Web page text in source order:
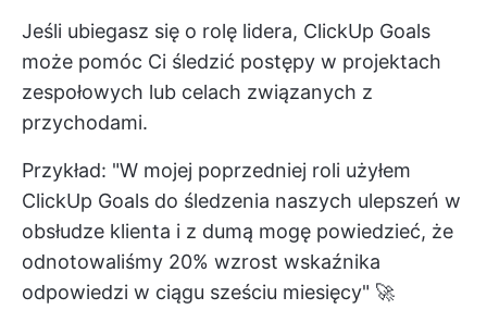
Jeśli ubiegasz się o rolę lidera, ClickUp Goals
może pomóc Ci śledzić postępy w projektach
zespołowych lub celach związanych z
przychodami.
Przykład: "W mojej poprzedniej roli użyłem
ClickUp Goals do śledzenia naszych ulepszeń w
obsłudze klienta i z dumą mogę powiedzieć, że
odnotowaliśmy 20% wzrost wskaźnika
odpowiedzi w ciągu sześciu miesięcy" 🚀